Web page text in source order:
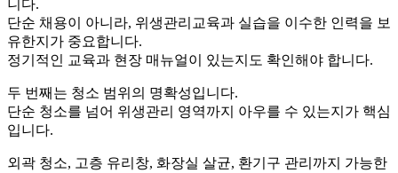
니다.
단순 채용이 아니라, 위생관리교육과 실습을 이수한 인력을 보
유한지가 중요합니다.
정기적인 교육과 현장 매뉴얼이 있는지도 확인해야 합니다.
두 번째는 청소 범위의 명확성입니다.
단순 청소를 넘어 위생관리 영역까지 아우를 수 있는지가 핵심
입니다.
외곽 청소, 고층 유리창, 화장실 살균, 환기구 관리까지 가능한